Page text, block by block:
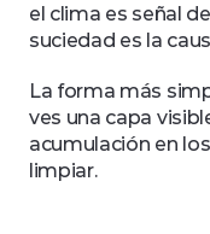
el clima es señal
suciedad es la
La forma más
ves una capa
acumulación en
limpiar.